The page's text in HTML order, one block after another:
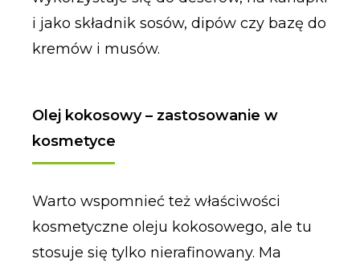
i jako składnik sosów, dipów czy bazę do
kremów i musów.
Olej kokosowy – zastosowanie w
kosmetyce
Warto wspomnieć też właściwości
kosmetyczne oleju kokosowego, ale tu
stosuje się tylko nierafinowany. Ma